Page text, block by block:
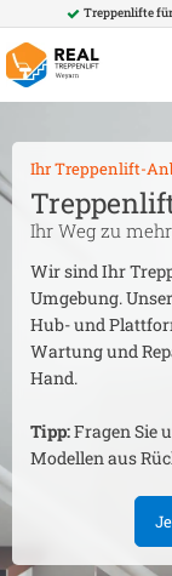
Treppenlifte
Ihr Treppenlift-
Ihr Weg zu
Wir sind Ihr
Umgebung.
Hub- und
Wartung und
Hand.
Tipp:Fragen Sie
Modellen aus